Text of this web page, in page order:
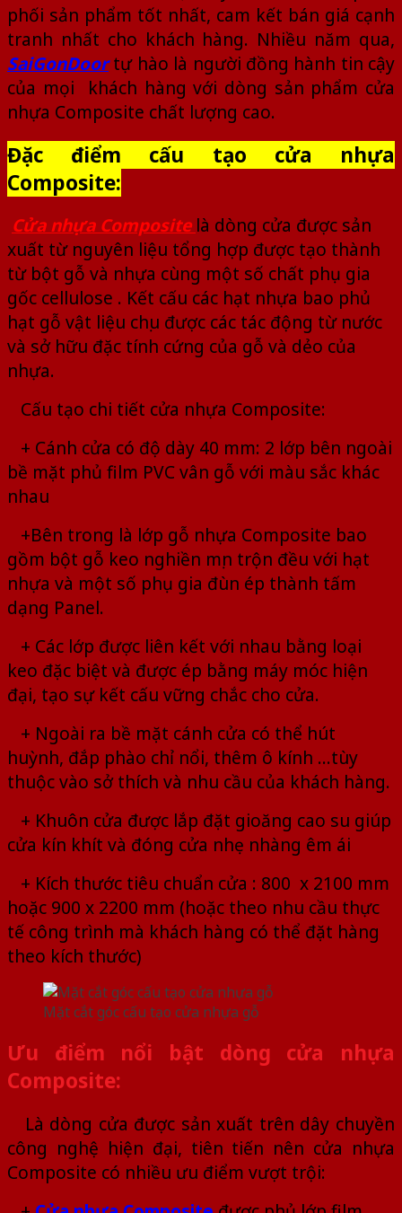
phối sản phẩm tốt nhất, cam kết bán giá cạnh
tranh nhất cho khách hàng. Nhiều năm qua,
SaiGonDoortự hào là người đồng hành tin cậy
của mọi khách hàng với dòng sản phẩm cửa
nhựa Composite chất lượng cao.
Đặc điểm cấu tạo cửa nhựa
Composite:
Cửa nhựa Composite là dòng cửa được sản
xuất từ nguyên liệu tổng hợp được tạo thành
từ bột gỗ và nhựa cùng một số chất phụ gia
gốc cellulose . Kết cấu các hạt nhựa bao phủ
hạt gỗ vật liệu chịu được các tác động từ nước
và sở hữu đặc tính cứng của gỗ và dẻo của
nhựa.
Cấu tạo chi tiết cửa nhựa Composite:
+ Cánh cửa có độ dày 40 mm: 2 lớp bên ngoài
bề mặt phủ film PVC vân gỗ với màu sắc khác
nhau
+Bên trong là lớp gỗ nhựa Composite bao
gồm bột gỗ keo nghiền mịn trộn đều với hạt
nhựa và một số phụ gia đùn ép thành tấm
dạng Panel.
+ Các lớp được liên kết với nhau bằng loại
keo đặc biệt và được ép bằng máy móc hiện
đại, tạo sự kết cấu vững chắc cho cửa.
+ Ngoài ra bề mặt cánh cửa có thể hút
huỳnh, đắp phào chỉ nổi, thêm ô kính …tùy
thuộc vào sở thích và nhu cầu của khách hàng.
+ Khuôn cửa được lắp đặt gioăng cao su giúp
cửa kín khít và đóng cửa nhẹ nhàng êm ái
+ Kích thước tiêu chuẩn cửa : 800 x 2100 mm
hoặc 900 x 2200 mm (hoặc theo nhu cầu thực
tế công trình mà khách hàng có thể đặt hàng
theo kích thước)
Mặt cắt góc cấu tạo cửa nhựa gỗ
Ưu điểm nổi bật dòng cửa nhựa
Composite:
Là dòng cửa được sản xuất trên dây chuyền
công nghệ hiện đại, tiên tiến nên cửa nhựa
Composite có nhiều ưu điểm vượt trội: